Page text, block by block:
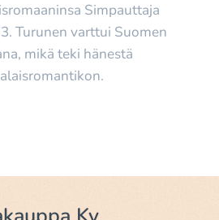
Simpauttaja
Turunen varttui Suomen
mikä teki hänestä